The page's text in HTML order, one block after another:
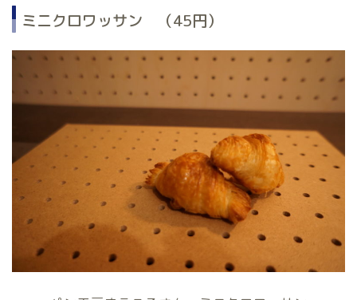
ミニクロワッサン （45円）